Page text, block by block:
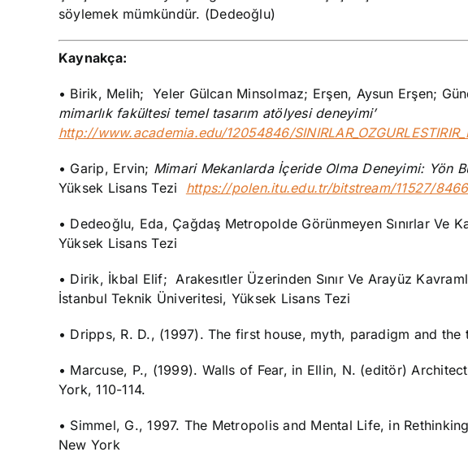
söylemek mümkündür. (Dedeoğlu)
Kaynakça:
• Birik, Melih; Yeler Gülcan Minsolmaz; Erşen, Aysun Erşen;
mimarlık fakültesi temel tasarım atölyesi deneyimi’
http://www.academia.edu/12054846/
• Garip, Ervin; Mimari Mekanlarda İçeride Olma Deneyimi: Yön
Yüksek Lisans Tezi
https://polen.itu.edu.tr/bitstream/11527/
• Dedeoğlu, Eda, Çağdaş Metropolde Görünmeyen Sınırlar Ve
Yüksek Lisans Tezi
• Dirik, İkbal Elif; Arakesıtler Üzerinden Sınır Ve Arayüz
İstanbul Teknik Üniveritesi, Yüksek Lisans Tezi
• Dripps, R. D., (1997). The first house, myth, paradigm and
• Marcuse, P., (1999). Walls of Fear, in Ellin, N. (editör)
York, 110-114.
• Simmel, G., 1997. The Metropolis and Mental Life, in
New York